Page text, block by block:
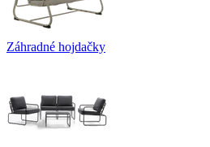
Záhradné hojdačky